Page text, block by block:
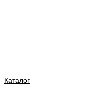
Каталог